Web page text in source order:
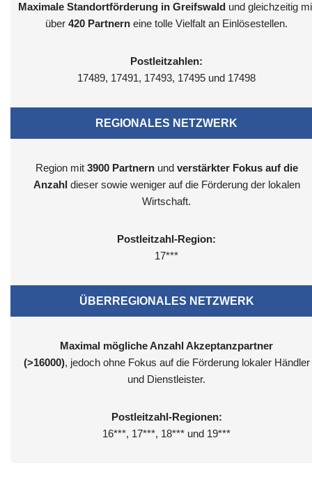
Maximale Standortförderung in Greifswald und gleichzeitig
über 420 Partnern eine tolle Vielfalt an Einlösestellen.
Postleitzahlen:
17489, 17491, 17493, 17495 und 17498
REGIONALES NETZWERK
Region mit 3900 Partnernund verstärkter Fokus auf die
Anzahl dieser sowie weniger auf die Förderung der lokalen
Wirtschaft.
Postleitzahl-Region:
17***
ÜBERREGIONALES NETZWERK
Maximal mögliche Anzahl Akzeptanzpartner
(>16000), jedoch ohne Fokus auf die Förderung lokaler Händler
und Dienstleister.
Postleitzahl-Regionen:
16***, 17***, 18*** und 19***